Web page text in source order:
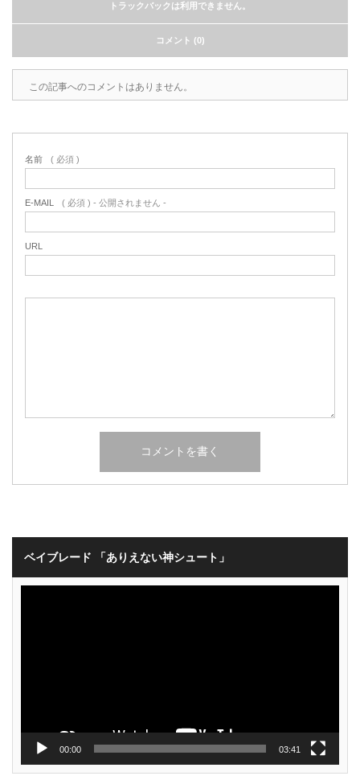
トラックバックは利用できません。
コメント (0)
この記事へのコメントはありません。
名前 ( 必須 )
E-MAIL ( 必須 ) - 公開されません -
URL
ベイブレード 「ありえない神シュート」
00:00 03:41